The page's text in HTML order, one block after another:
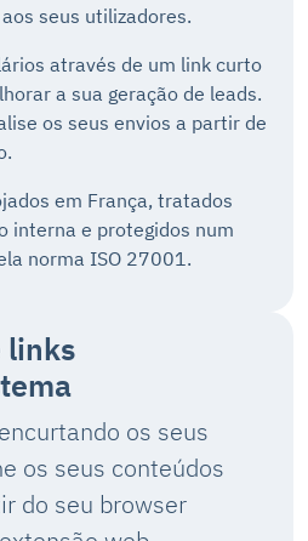
seus utilizadores.
através de um link curto
a sua geração de leads.
os seus envios a partir de
em França, tratados
interna e protegidos num
norma ISO 27001.
links
os seus
os seus conteúdos
do seu browser